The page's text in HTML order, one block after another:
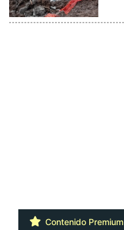
Contenido Premium